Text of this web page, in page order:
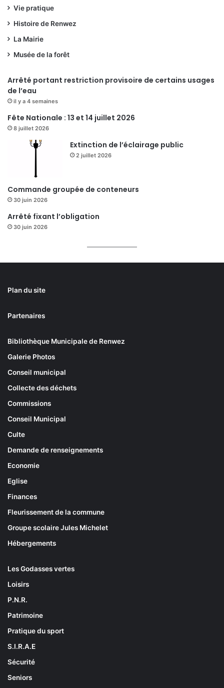
Vie pratique
Histoire de Renwez
La Mairie
Musée de la forêt
Arrêté portant restriction provisoire de certains usages
de l’eau
il y a 4 semaines
Fête Nationale : 13 et 14 juillet 2026
8 juillet 2026
Extinction de l’éclairage public
2 juillet 2026
Commande groupée de conteneurs
30 juin 2026
Arrêté fixant l’obligation
30 juin 2026
Plan du site
Partenaires
Bibliothèque Municipale de Renwez
Galerie Photos
Conseil municipal
Collecte des déchets
Commissions
Conseil Municipal
Culte
Demande de renseignements
Economie
Eglise
Finances
Fleurissement de la commune
Groupe scolaire Jules Michelet
Hébergements
Les Godasses vertes
Loisirs
P.N.R.
Patrimoine
Pratique du sport
S.I.R.A.E
Sécurité
Seniors